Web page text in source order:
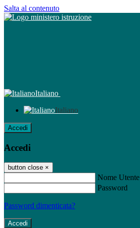
Salta al contenuto
Italiano
Italiano
Accedi
Accedi
button close ×
Nome Utente
Password
Password dimenticata?